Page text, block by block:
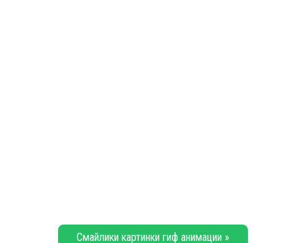
Смайлики картинки гиф анимации »